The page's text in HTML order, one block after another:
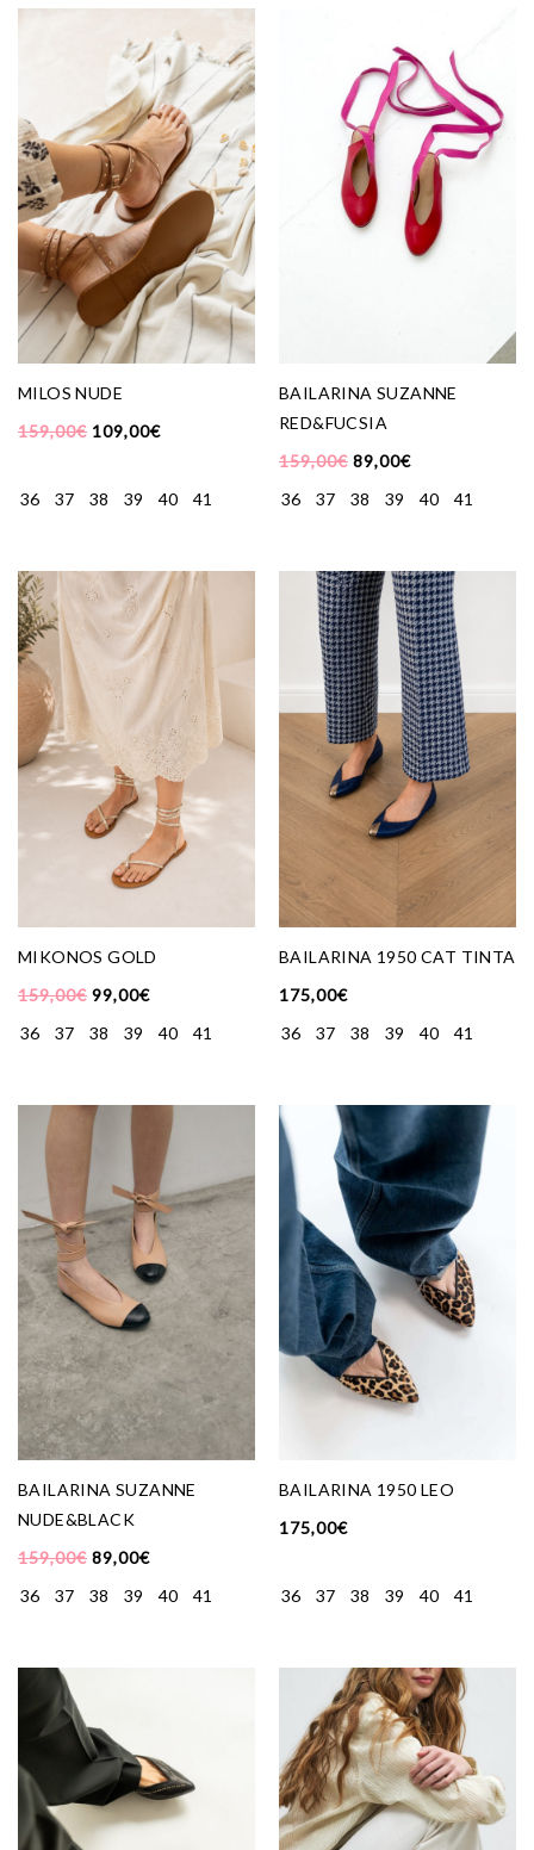
MILOS NUDE
159,00€ 109,00€
36 37 38 39 40 41
BAILARINA SUZANNE
RED&FUCSIA
159,00€ 89,00€
36
37 38 39 40 41
MIKONOS GOLD
159,00€ 99,00€
36
37 38 39 40 41
BAILARINA 1950 CAT TINTA
175,00€
36
37 38 39 40 41
BAILARINA SUZANNE
NUDE&BLACK
159,00€ 89,00€
36
37 38 39 40 41
BAILARINA 1950 LEO
175,00€
36 37 38 39 40 41